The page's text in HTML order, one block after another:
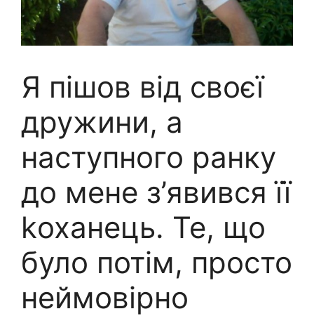
Я пішов від своєї
дружини, а
наступного ранку
до мене з’явився її
kоханець. Те, що
було потім, просто
неймовірно